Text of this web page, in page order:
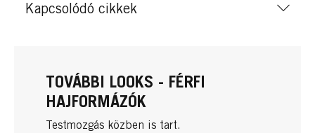
Kapcsolódó cikkek
TOVÁBBI LOOKS - FÉRFI
HAJFORMÁZÓK
Testmozgás közben is tart.